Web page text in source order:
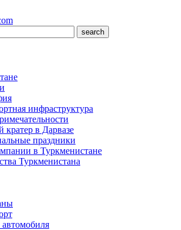
инфраструктура
кратер в Дарвазе
праздники
в Туркменистане
Туркменистана